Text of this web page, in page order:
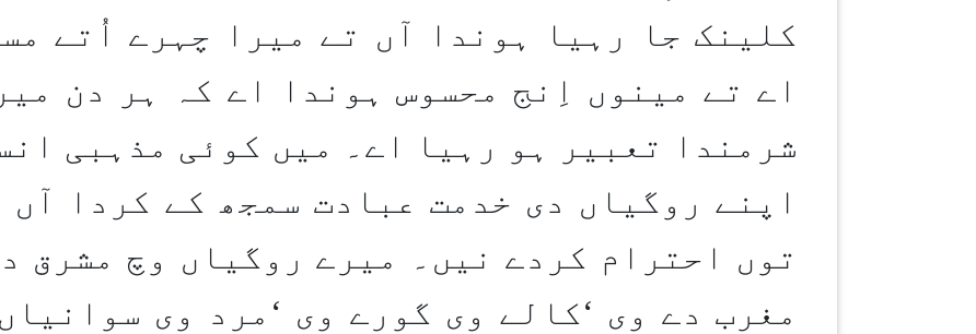
کلینک جا رہیا ہوندا آں تے میرا چہرے اُتے
اے تے مینوں اِنج محسوس ہوندا اے کہ ہر دن
شرمندا تعبیر ہو رہیا اے۔ میں کوئی مذہبی
اپنے روگیاں دی خدمت عبادت سمجھ کے کردا
توں احترام کردے نیں۔ میرے روگیاں وچ مشرق
مغرب دے وی ‘کالے وی گورے وی ‘ مرد وی